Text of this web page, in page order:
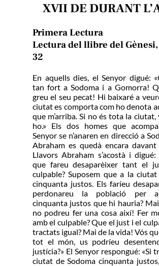
XVII DE DURANT
Primera Lectura
Lectura del llibre del Gènesi,
32
En aquells dies, el Senyor digué:
tan fort a Sodoma i a Gomorra!
greu el seu pecat! Hi baixaré a
ciutat es comporta com ho denota
que m’arriba. Si no és tota la
ho.» Els dos homes que
Senyor se n’anaren en direcció a
Abraham es quedà encara davant
Llavors Abraham s’acostà i
que fareu desaparèixer tant el
culpable? Suposem que a la
cinquanta justos. Els faríeu
perdonareu la població per
cinquanta justos que hi hauria?
no podreu fer una cosa així! Fer
amb el culpable? Que el just i el
tractats igual? Mai de la vida! Vós
tot el món, us podríeu
justícia?» El Senyor respongué: «Si
ciutat de Sodoma cinquanta